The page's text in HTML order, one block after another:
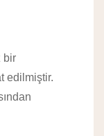
bir
edilmiştir.